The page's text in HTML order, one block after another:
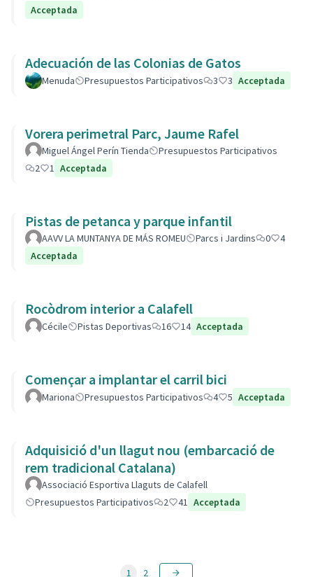
Acceptada
Adecuación de las Colonias de Gatos
Menuda Presupuestos Participativos 3 3 Acceptada
Vorera perimetral Parc, Jaume Rafel
Miguel Ángel Perín Tienda
Presupuestos Participativos
2
1 Acceptada
Pistas de petanca y parque infantil
AAVV LA MUNTANYA DE MÁS ROMEU Parcs i Jardins 0
4
Acceptada
Rocòdrom interior a Calafell
Cécile Pistas Deportivas 16 14 Acceptada
Començar a implantar el carril bici
Mariona Presupuestos Participativos 4 5 Acceptada
Adquisició d'un llagut nou (embarcació de
rem tradicional Catalana)
Associació Esportiva Llaguts de Calafell
Presupuestos Participativos
2 41 Acceptada
1 2